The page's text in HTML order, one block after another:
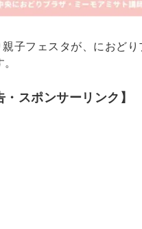
子フェスタが、におどり
・スポンサーリンク】